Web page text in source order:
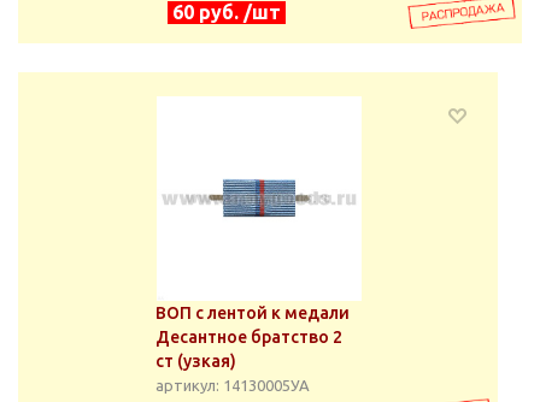
60 руб. /шт
ВОП с лентой к медали
Десантное братство 2
ст (узкая)
артикул: 14130005УА